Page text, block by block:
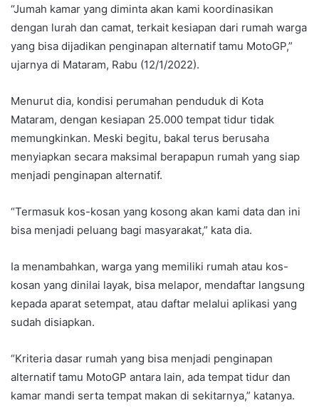
“Jumah kamar yang diminta akan kami koordinasikan
dengan lurah dan camat, terkait kesiapan dari rumah warga
yang bisa dijadikan penginapan alternatif tamu MotoGP,”
ujarnya di Mataram, Rabu (12/1/2022).
Menurut dia, kondisi perumahan penduduk di Kota
Mataram, dengan kesiapan 25.000 tempat tidur tidak
memungkinkan. Meski begitu, bakal terus berusaha
menyiapkan secara maksimal berapapun rumah yang siap
menjadi penginapan alternatif.
“Termasuk kos-kosan yang kosong akan kami data dan ini
bisa menjadi peluang bagi masyarakat,” kata dia.
Ia menambahkan, warga yang memiliki rumah atau kos-
kosan yang dinilai layak, bisa melapor, mendaftar langsung
kepada aparat setempat, atau daftar melalui aplikasi yang
sudah disiapkan.
“Kriteria dasar rumah yang bisa menjadi penginapan
alternatif tamu MotoGP antara lain, ada tempat tidur dan
kamar mandi serta tempat makan di sekitarnya,” katanya.